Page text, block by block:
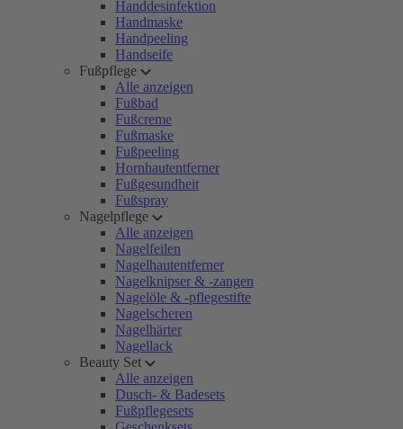
Handdesinfektion
Handmaske
Handpeeling
Handseife
Fußpflege
Alle anzeigen
Fußbad
Fußcreme
Fußmaske
Fußpeeling
Hornhautentferner
Fußgesundheit
Fußspray
Nagelpflege
Alle anzeigen
Nagelfeilen
Nagelhautentferner
Nagelknipser & -zangen
Nagelöle & -pflegestifte
Nagelscheren
Nagelhärter
Nagellack
Beauty Set
Alle anzeigen
Dusch- & Badesets
Fußpflegesets